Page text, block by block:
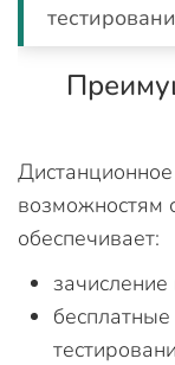
возможностям
обеспечивает: